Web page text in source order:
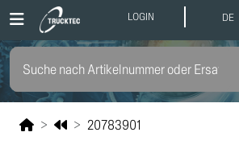
LOGIN DE
20783901